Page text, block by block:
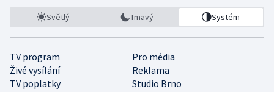
Světlý Tmavý Systém
TV program
Pro média
Živé vysílání
Reklama
TV poplatky
Studio Brno